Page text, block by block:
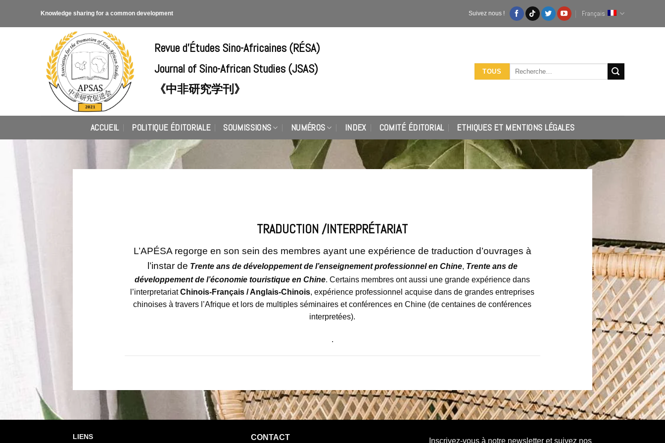
Knowledge sharing for a common development Suivez nous ! Français
Revue d'Études Sino-Africaines (RÉSA)
Journal of Sino-African Studies (JSAS)
《中非研究学刊》
TOUS
Recherche
ACCUEIL POLITIQUE ÉDITORIALE SOUMISSIONS NUMÉROS INDEX COMITÉ ÉDITORIAL ETHIQUES ET MENTIONS LÉGALES
TRADUCTION /INTERPRÉTARIAT
L’APÉSA regorge en son sein des membres ayant une expérience de traduction d’ouvrages à
l’instar de Trente ans de développement de l’enseignement professionnel en Chine, Trente ans de
développement de l’économie touristique en Chine. Certains membres ont aussi une grande expérience dans
l’interpretariatChinois-Français / Anglais-Chinois, expérience professionnel acquise dans de grandes entreprises
chinoises à travers l’Afrique et lors de multiples séminaires et conférences en Chine (de centaines de conférences
interpretées).
.
LIENS CONTACT
Inscrivez-vous à notre newsletter et suivez nos